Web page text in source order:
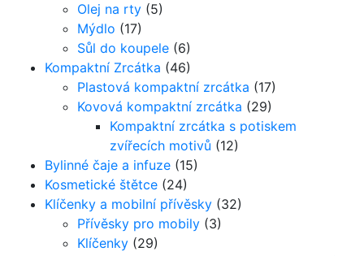
Olej na rty (5)
Mýdlo (17)
Sůl do koupele (6)
Kompaktní Zrcátka (46)
Plastová kompaktní zrcátka (17)
Kovová kompaktní zrcátka (29)
Kompaktní zrcátka s potiskem
zvířecích motivů (12)
Bylinné čaje a infuze (15)
Kosmetické štětce (24)
Klíčenky a mobilní přívěsky (32)
Přívěsky pro mobily (3)
Klíčenky (29)